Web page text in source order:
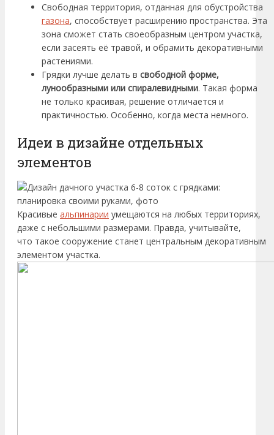
Свободная территория, отданная для обустройства
газона, способствует расширению пространства. Эта
зона сможет стать своеобразным центром участка,
если засеять её травой, и обрамить декоративными
растениями.
Грядки лучше делать в свободной форме,
лунообразными или спиралевидными. Такая форма
не только красивая, решение отличается и
практичностью. Особенно, когда места немного.
Идеи в дизайне отдельных
элементов
Красивые альпинарии умещаются на любых территориях,
даже с небольшими размерами. Правда, учитывайте,
что такое сооружение станет центральным декоративным
элементом участка.